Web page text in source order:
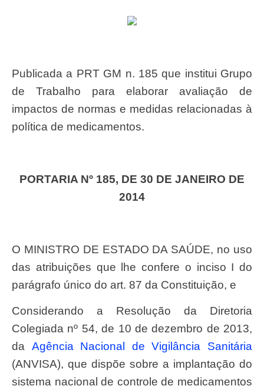
Publicada a PRT GM n. 185 que institui Grupo
de Trabalho para elaborar avaliação de
impactos de normas e medidas relacionadas à
política de medicamentos.
PORTARIA Nº 185, DE 30 DE JANEIRO DE
2014
O MINISTRO DE ESTADO DA SAÚDE, no uso
das atribuições que lhe confere o inciso I do
parágrafo único do art. 87 da Constituição, e
Considerando a Resolução da Diretoria
Colegiada nº 54, de 10 de dezembro de 2013,
da Agência Nacional de Vigilância Sanitária
(ANVISA), que dispõe sobre a implantação do
sistema nacional de controle de medicamentos